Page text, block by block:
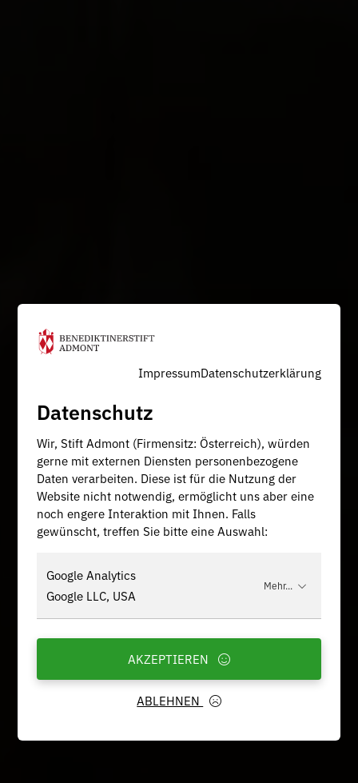
ImpressumDatenschutzerklärung
Datenschutz
Wir, Stift Admont (Firmensitz: Österreich), würden
gerne mit externen Diensten personenbezogene
Daten verarbeiten. Diese ist für die Nutzung der
Website nicht notwendig, ermöglicht uns aber eine
noch engere Interaktion mit Ihnen. Falls
gewünscht, treffen Sie bitte eine Auswahl:
Google Analytics
Google LLC, USA
Mehr...
ABLEHNEN
AKZEPTIEREN